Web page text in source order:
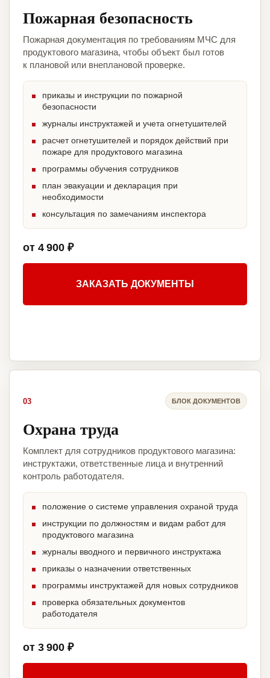
Пожарная безопасность
Пожарная документация по требованиям МЧС для
продуктового магазина, чтобы объект был готов
к плановой или внеплановой проверке.
приказы и инструкции по пожарной
безопасности
журналы инструктажей и учета огнетушителей
расчет огнетушителей и порядок действий при
пожаре для продуктового магазина
программы обучения сотрудников
план эвакуации и декларация при
необходимости
консультация по замечаниям инспектора
от 4 900 ₽
ЗАКАЗАТЬ ДОКУМЕНТЫ
03 БЛОК ДОКУМЕНТОВ
Охрана труда
Комплект для сотрудников продуктового магазина:
инструктажи, ответственные лица и внутренний
контроль работодателя.
положение о системе управления охраной труда
инструкции по должностям и видам работ для
продуктового магазина
журналы вводного и первичного инструктажа
приказы о назначении ответственных
программы инструктажей для новых сотрудников
проверка обязательных документов
работодателя
от 3 900 ₽